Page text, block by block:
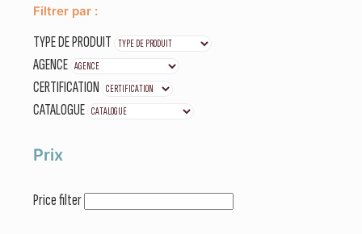
Filtrer par :
TYPE DE PRODUIT
AGENCE
CERTIFICATION
CATALOGUE
Prix
Price filter